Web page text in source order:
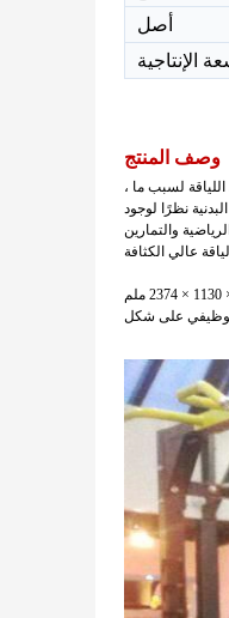
أصل
الإنتاجية
وصف المنتج
لسبب ما ،
نظرًا لوجود
والتمارين